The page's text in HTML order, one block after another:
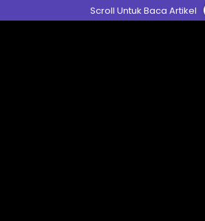
ke
Scroll Untuk Baca Artikel